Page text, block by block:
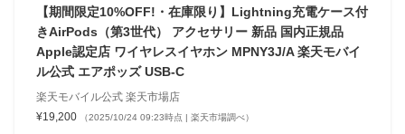
【期間限定10%OFF!・在庫限り】Lightning充電ケース付
きAirPods（第3世代） アクセサリー 新品 国内正規品
Apple認定店 ワイヤレスイヤホン MPNY3J/A 楽天モバイ
ル公式 エアポッズ USB-C
楽天モバイル公式 楽天市場店
¥19,200
（2025/10/24 09:23時点 | 楽天市場調べ）